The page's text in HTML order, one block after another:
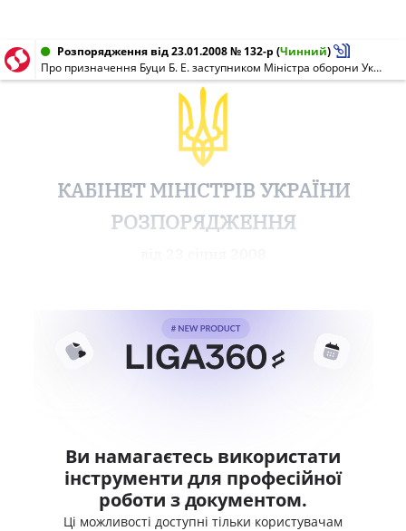
Розпорядження від 23.01.2008 № 132-р (Чинний)
Про призначення Буци Б. Е. заступником Міністра оборони України
КАБІНЕТ МІНІСТРІВ УКРАЇНИ
РОЗПОРЯДЖЕННЯ
Ви намагаєтесь використати
інструменти для професійної
роботи з документом.
Ці можливості доступні тільки користувачам